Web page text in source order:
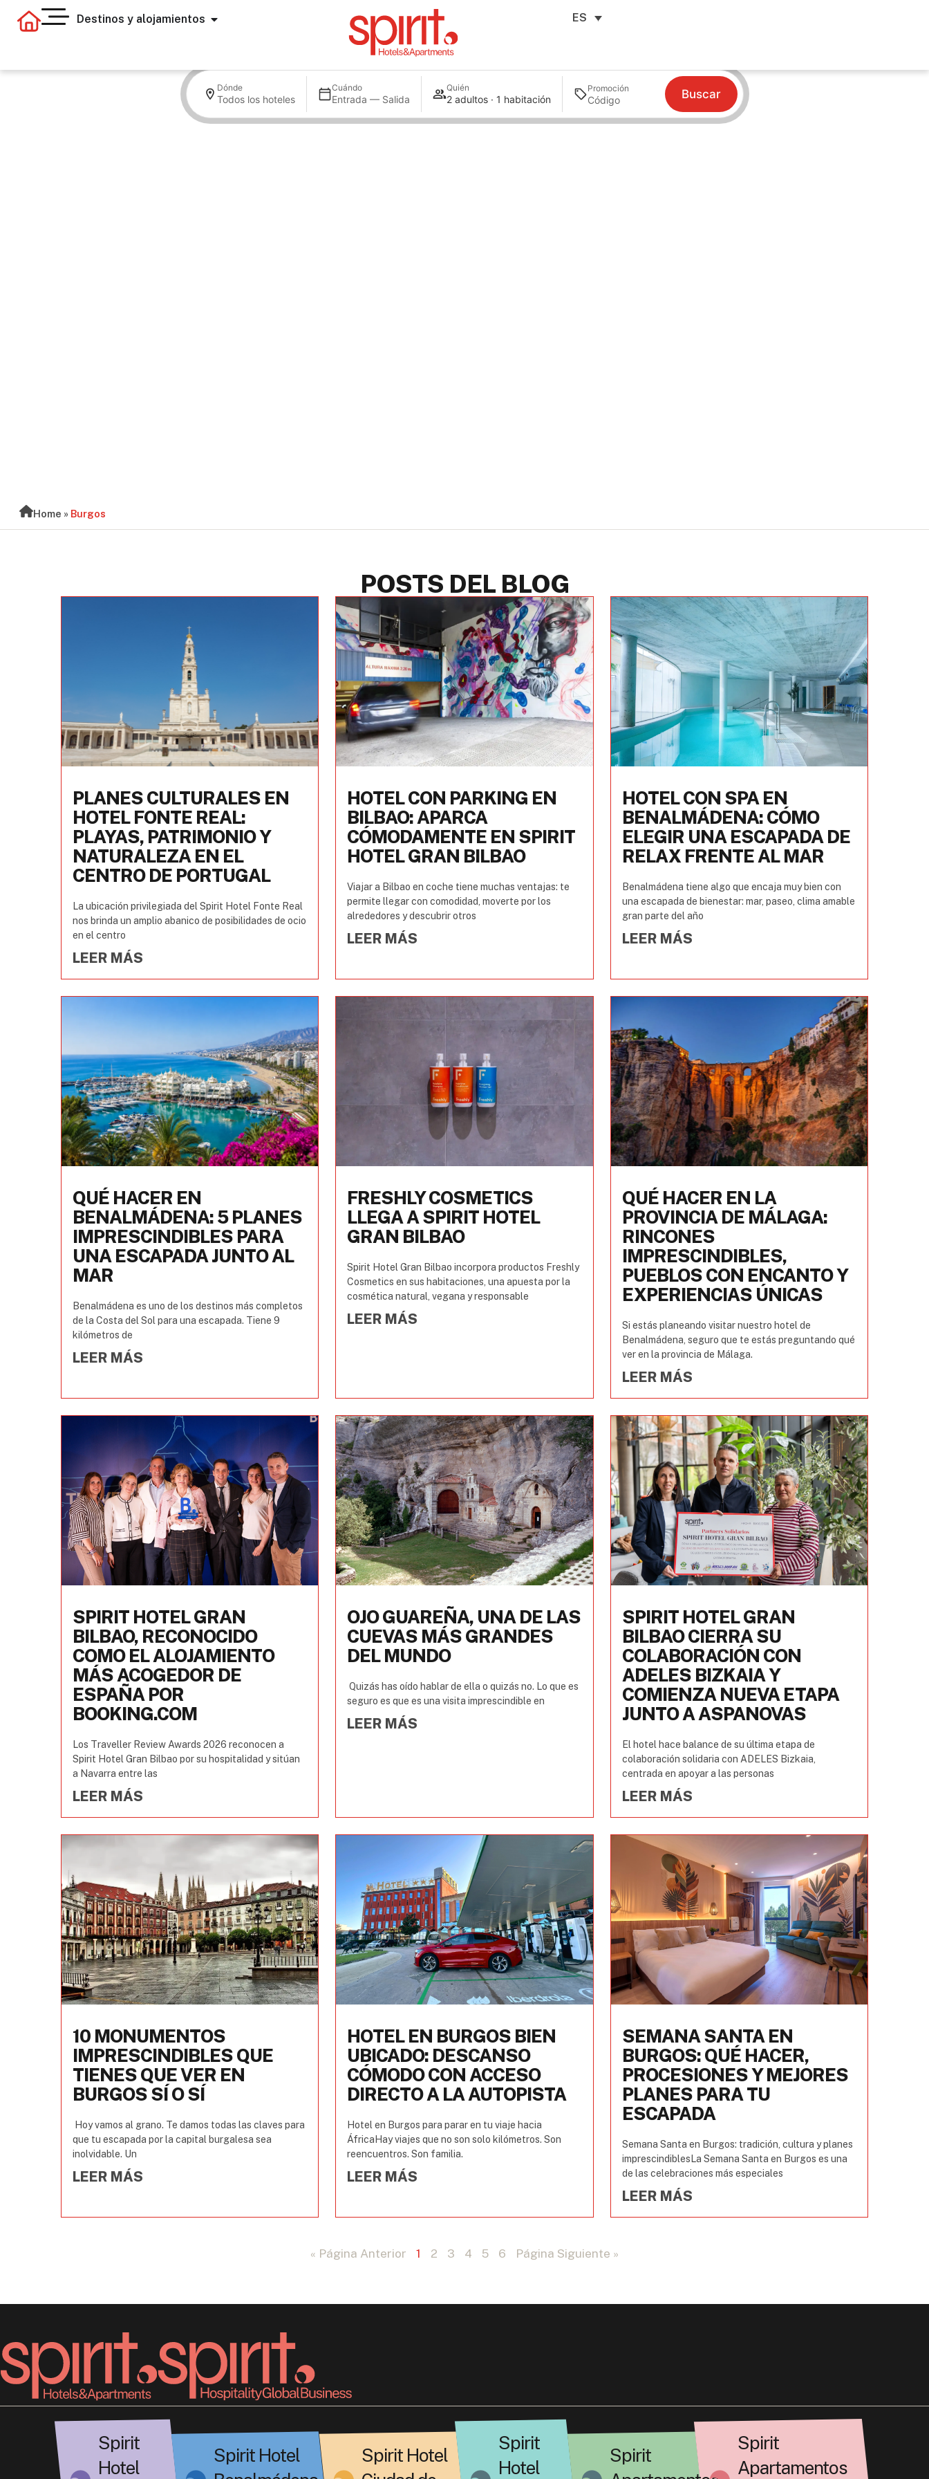
Destinos y alojamientos ES
Dónde
Todos los hoteles
Cuándo
Entrada — Salida
Quién
2 adultos · 1 habitación
Promoción Buscar
Home » Burgos
POSTS DEL BLOG
PLANES CULTURALES EN
HOTEL FONTE REAL:
PLAYAS, PATRIMONIO Y
NATURALEZA EN EL
CENTRO DE PORTUGAL
La ubicación privilegiada del Spirit Hotel Fonte Real
nos brinda un amplio abanico de posibilidades de ocio
en el centro
LEER MÁS
HOTEL CON PARKING EN
BILBAO: APARCA
CÓMODAMENTE EN SPIRIT
HOTEL GRAN BILBAO
Viajar a Bilbao en coche tiene muchas ventajas: te
permite llegar con comodidad, moverte por los
alrededores y descubrir otros
LEER MÁS
HOTEL CON SPA EN
BENALMÁDENA: CÓMO
ELEGIR UNA ESCAPADA DE
RELAX FRENTE AL MAR
Benalmádena tiene algo que encaja muy bien con
una escapada de bienestar: mar, paseo, clima amable
gran parte del año
LEER MÁS
QUÉ HACER EN
BENALMÁDENA: 5 PLANES
IMPRESCINDIBLES PARA
UNA ESCAPADA JUNTO AL
MAR
Benalmádena es uno de los destinos más completos
de la Costa del Sol para una escapada. Tiene 9
kilómetros de
LEER MÁS
FRESHLY COSMETICS
LLEGA A SPIRIT HOTEL
GRAN BILBAO
Spirit Hotel Gran Bilbao incorpora productos Freshly
Cosmetics en sus habitaciones, una apuesta por la
cosmética natural, vegana y responsable
LEER MÁS
QUÉ HACER EN LA
PROVINCIA DE MÁLAGA:
RINCONES
IMPRESCINDIBLES,
PUEBLOS CON ENCANTO Y
EXPERIENCIAS ÚNICAS
Si estás planeando visitar nuestro hotel de
Benalmádena, seguro que te estás preguntando qué
ver en la provincia de Málaga.
LEER MÁS
SPIRIT HOTEL GRAN
BILBAO, RECONOCIDO
COMO EL ALOJAMIENTO
MÁS ACOGEDOR DE
ESPAÑA POR
BOOKING.COM
Los Traveller Review Awards 2026 reconocen a
Spirit Hotel Gran Bilbao por su hospitalidad y sitúan
a Navarra entre las
LEER MÁS
OJO GUAREÑA, UNA DE LAS
CUEVAS MÁS GRANDES
DEL MUNDO
Quizás has oído hablar de ella o quizás no. Lo que es
seguro es que es una visita imprescindible en
LEER MÁS
SPIRIT HOTEL GRAN
BILBAO CIERRA SU
COLABORACIÓN CON
ADELES BIZKAIA Y
COMIENZA NUEVA ETAPA
JUNTO A ASPANOVAS
El hotel hace balance de su última etapa de
colaboración solidaria con ADELES Bizkaia,
centrada en apoyar a las personas
LEER MÁS
10 MONUMENTOS
IMPRESCINDIBLES QUE
TIENES QUE VER EN
BURGOS SÍ O SÍ
Hoy vamos al grano. Te damos todas las claves para
que tu escapada por la capital burgalesa sea
inolvidable. Un
LEER MÁS
HOTEL EN BURGOS BIEN
UBICADO: DESCANSO
CÓMODO CON ACCESO
DIRECTO A LA AUTOPISTA
Hotel en Burgos para parar en tu viaje hacia
ÁfricaHay viajes que no son solo kilómetros. Son
reencuentros. Son familia.
LEER MÁS
SEMANA SANTA EN
BURGOS: QUÉ HACER,
PROCESIONES Y MEJORES
PLANES PARA TU
ESCAPADA
Semana Santa en Burgos: tradición, cultura y planes
imprescindiblesLa Semana Santa en Burgos es una
de las celebraciones más especiales
LEER MÁS
« Página Anterior 1 2 3 4 5 6 Página Siguiente »
Spirit
Hotel
Spirit Hotel
Spirit Hotel
Spirit
Hotel
Spirit
Spirit
Apartamentos